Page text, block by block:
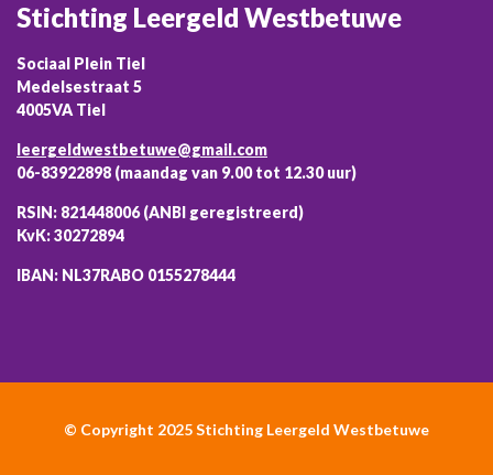
Stichting Leergeld Westbetuwe
Sociaal Plein Tiel
Medelsestraat 5
4005VA Tiel
leergeldwestbetuwe@gmail.com
06-83922898 (maandag van 9.00 tot 12.30 uur)
RSIN: 821448006 (ANBI geregistreerd)
KvK: 30272894
IBAN: NL37RABO 0155278444
© Copyright 2025 Stichting Leergeld Westbetuwe